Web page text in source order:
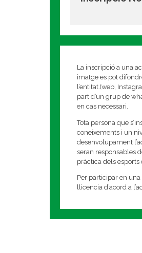
La inscripció a una
imatge es pot
l’entitat.(web,
part d’un grup de
en cas necessari.
Tota persona que
coneixements i un
desenvolupament
seran responsables
pràctica dels
Per participar en
llicencia d’acord a